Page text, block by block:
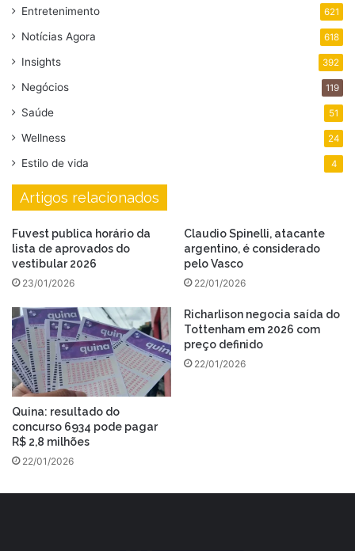
Entretenimento 621
Notícias Agora 618
Insights 392
Negócios 119
Saúde 51
Wellness 24
Estilo de vida 4
Artigos relacionados
Fuvest publica horário da
lista de aprovados do
vestibular 2026
23/01/2026
Claudio Spinelli, atacante
argentino, é considerado
pelo Vasco
22/01/2026
Quina: resultado do
concurso 6934 pode pagar
R$ 2,8 milhões
22/01/2026
Richarlison negocia saída do
Tottenham em 2026 com
preço definido
22/01/2026